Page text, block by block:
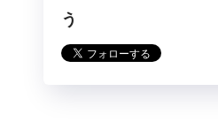
う